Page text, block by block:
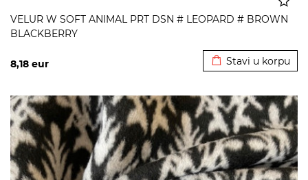
VELUR W SOFT ANIMAL PRT DSN # LEOPARD # BROWN
BLACKBERRY
8,18 eur Stavi u korpu